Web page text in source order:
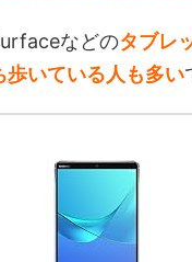
などのタブレ
歩いている人も多い